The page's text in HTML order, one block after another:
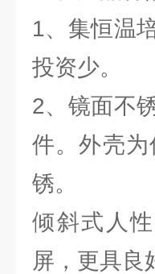
1、集恒温
投资少。
2、镜面不
件。外壳
锈。
倾斜式人
屏，更具良